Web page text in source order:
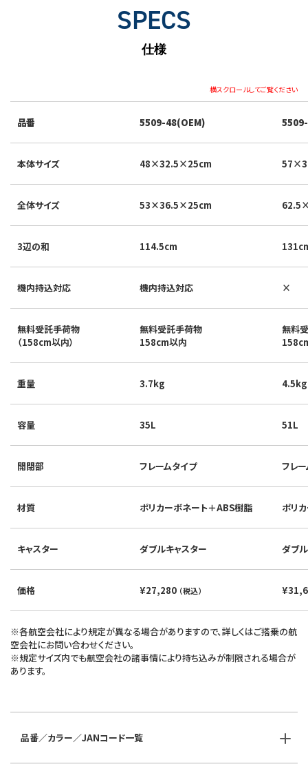
SPECS
仕様
横スクロールしてご覧ください
品番 5509-48(OEM)
本体サイズ 48×32.5×25cm
全体サイズ 53×36.5×25cm
3辺の和 114.5cm
機内持込対応 機内持込対応 ×
無料受託手荷物
（158cm以内）
無料受託手荷物
158cm以内
無料
重量 3.7kg 4.5kg
容量 35L 51L
開閉部 フレームタイプ フレ
材質 ポリカーボネート＋ABS樹脂 ポリ
キャスター ダブルキャスター ダブ
価格 ¥27,280 （税込）
※各航空会社により規定が異なる場合がありますので、詳しくはご搭乗の航
空会社にお問い合わせください。
※規定サイズ内でも航空会社の諸事情により持ち込みが制限される場合が
あります。
品番／カラー／JANコード一覧